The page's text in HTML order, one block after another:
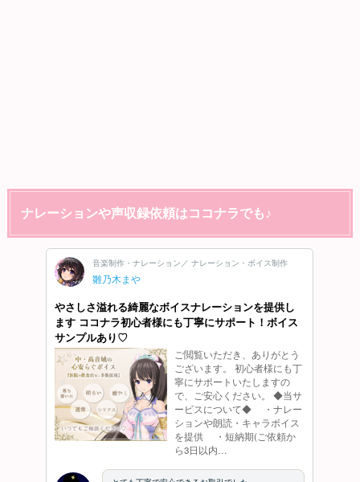
ナレーションや声収録依頼はココナラでも♪